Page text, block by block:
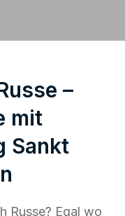
–
mit
Sankt
Russe? Egal wo